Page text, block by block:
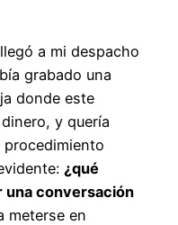
a mi despacho
grabado una
donde este
y quería
procedimiento
¿qué
una conversación
meterse en